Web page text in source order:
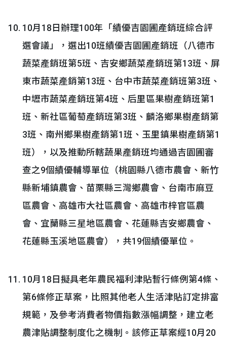
10月18日辦理100年「績優吉園圃產銷班綜合評
選會議」，選出10班績優吉園圃產銷班（八德市
蔬菜產銷班第5班、吉安鄉蔬菜產銷班第13班、屏
東市蔬菜產銷第13班、台中市蔬菜產銷班第3班、
中壢市蔬菜產銷班第4班、后里區果樹產銷班第1
班、新社區葡萄產銷班第3班、麟洛鄉果樹產銷第
3班、南州鄉果樹產銷第1班、玉里鎮果樹產銷第1
班），以及推動所轄蔬果產銷班均通過吉園圃審
查之9個績優輔導單位（桃園縣八德市農會、新竹
縣新埔鎮農會、苗栗縣三灣鄉農會、台南市麻豆
區農會、高雄市大社區農會、高雄市梓官區農
會、宜蘭縣三星地區農會、花蓮縣吉安鄉農會、
花蓮縣玉溪地區農會），共19個績優單位。
10月18日擬具老年農民福利津貼暫行條例第4條、
第6條修正草案，比照其他老人生活津貼訂定排富
規範，及參考消費者物價指數漲幅調整，建立老
農津貼調整制度化之機制。該修正草案經10月20